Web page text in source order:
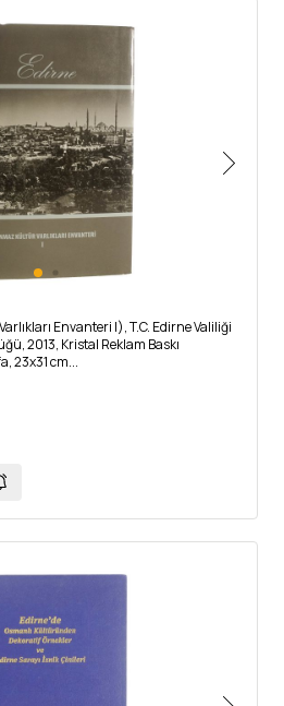
Envanteri I), T.C. Edirne Valiliği
2013, Kristal Reklam Baskı
23x31 cm...